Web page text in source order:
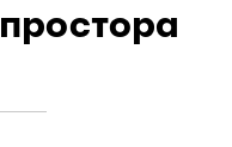
простора